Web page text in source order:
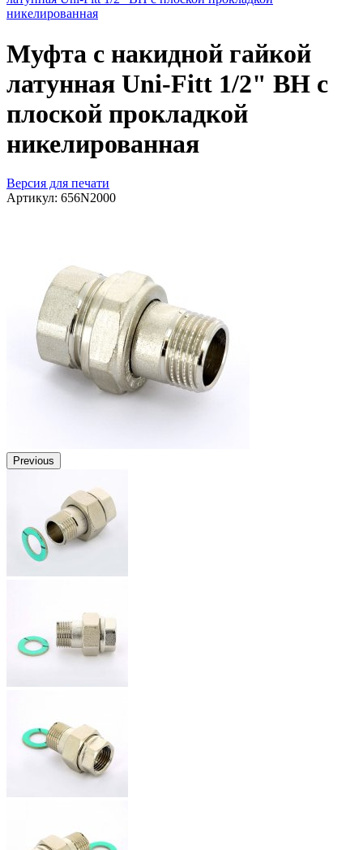
никелированная
Муфта с накидной гайкой
латунная Uni-Fitt 1/2" ВН с
плоской прокладкой
никелированная
Версия для печати
Артикул: 656N2000
Previous
руб. / шт.